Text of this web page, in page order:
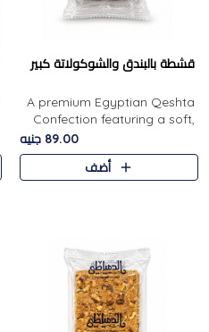
قشطة بالبندق والشوكولاتة كبير
A premium Egyptian Qeshta
Confection featuring a soft,
creamy texture paired with a
rich layer of premium
chocolate and the distinctive
89.00 جنيه
أضف